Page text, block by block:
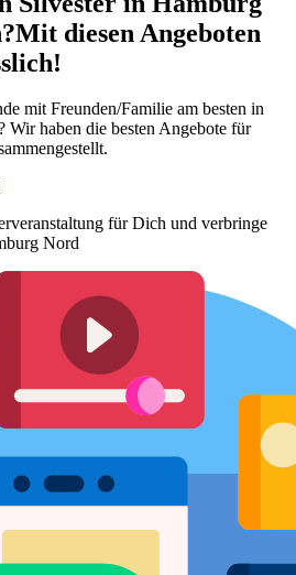
Mit diesen Angeboten
mit Freunden/Familie am besten in
haben die besten Angebote für
für Dich und verbringe
Nord